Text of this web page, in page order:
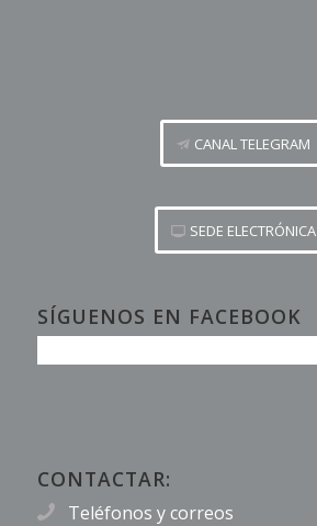
CANAL TELEGRAM
SEDE ELECTRÓNICA
SÍGUENOS EN FACEBOOK
CONTACTAR:
Teléfonos y correos